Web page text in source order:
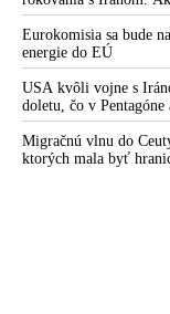
Teheránu
Eurokomisia sa bude
energie do EÚ
USA kvôli vojne s
doletu, čo v
obavy o
konfliktu s Čínou
Migračnú vlnu do
ktorých mala byť